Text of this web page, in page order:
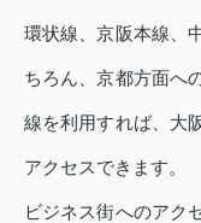
環状線、京阪本線、
ちろん、京都方面へ
線を利用すれば、大
アクセスできます。
ビジネス街へのアク